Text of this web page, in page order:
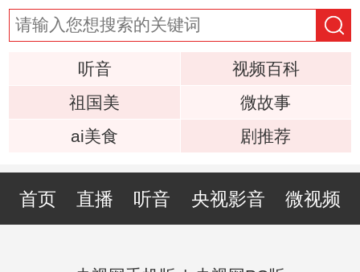
听音
视频百科
祖国美
微故事
ai美食
剧推荐
首页 直播 听音 央视影音 微视频